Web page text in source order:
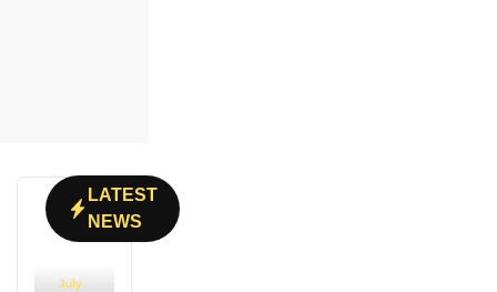
LATEST
NEWS
July